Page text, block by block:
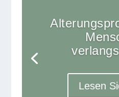
Lesen